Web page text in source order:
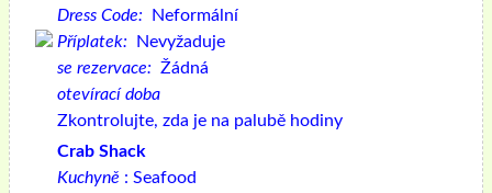
Dress Code:
Neformální
Příplatek:
Nevyžaduje
se rezervace: Žádná
otevírací doba
Zkontrolujte, zda je na palubě hodiny
Crab Shack
Kuchyně : Seafood